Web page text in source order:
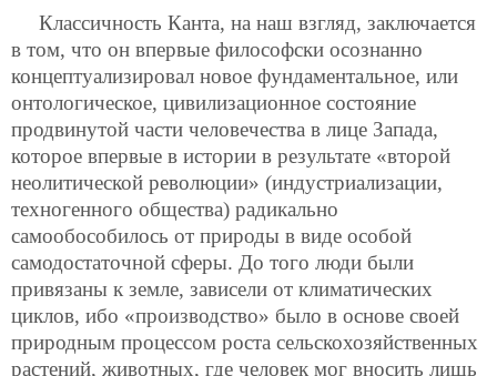
Классичность Канта, на наш взгляд, заключается
в том, что он впервые философски осознанно
концептуализировал новое фундаментальное, или
онтологическое, цивилизационное состояние
продвинутой части человечества в лице Запада,
которое впервые в истории в результате «второй
неолитической революции» (индустриализации,
техногенного общества) радикально
самообособилось от природы в виде особой
самодостаточной сферы. До того люди были
привязаны к земле, зависели от климатических
циклов, ибо «производство» было в основе своей
природным процессом роста сельскохозяйственных
растений, животных, где человек мог вносить лишь